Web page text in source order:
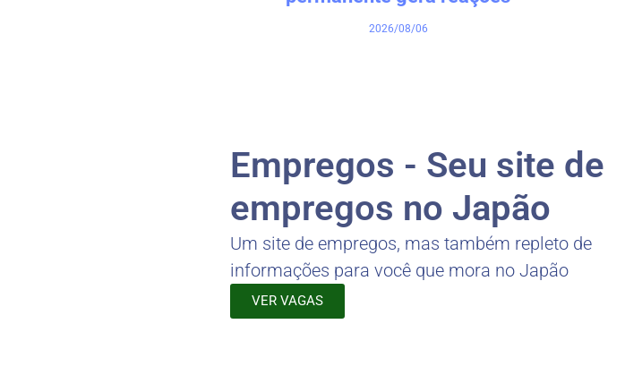
2026/08/06
Empregos - Seu site de
empregos no Japão
Um site de empregos, mas também repleto de
informações para você que mora no Japão
VER VAGAS